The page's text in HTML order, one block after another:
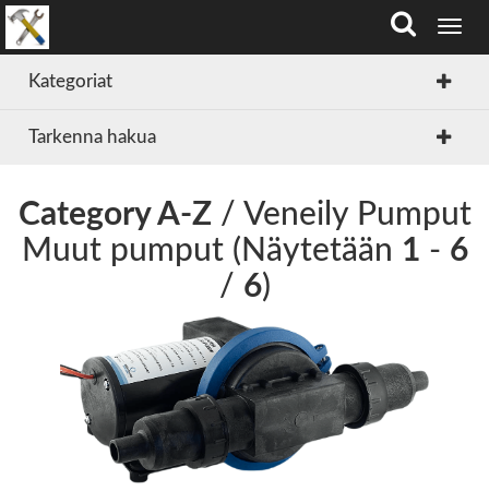
T
e
i
g
Kategoriat
Tarkenna hakua
Category A-Z/ Veneily Pumput
Muut pumput (Näytetään 1 - 6
/ 6)